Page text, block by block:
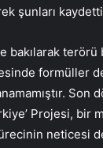
şunları
bakılarak
formüller
Son
Projesi, bir
neticesi